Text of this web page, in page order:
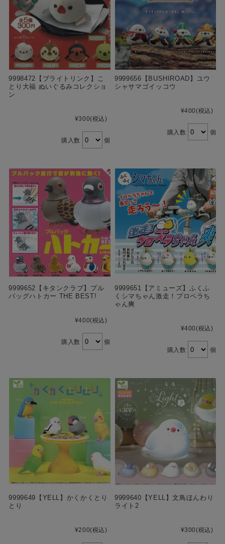
9998472【ブライトリンク】こ
とり大福 ぬいぐるみコレクショ
ン
¥300(税込)
購入数 個
9999656【BUSHIROAD】ユウ
シャサマゴイッコウ
¥400(税込)
購入数 個
9999652【キタンクラブ】プル
バッグハトカー THE BEST!
¥400(税込)
購入数 個
9999651【アミューズ】ふくふ
くシマちゃん激走！プロペラち
ゃん爽
¥400(税込)
購入数 個
9999649【YELL】かくかくとり
とり
¥200(税込)
9999640【YELL】文鳥ほんわり
ライト2
¥300(税込)